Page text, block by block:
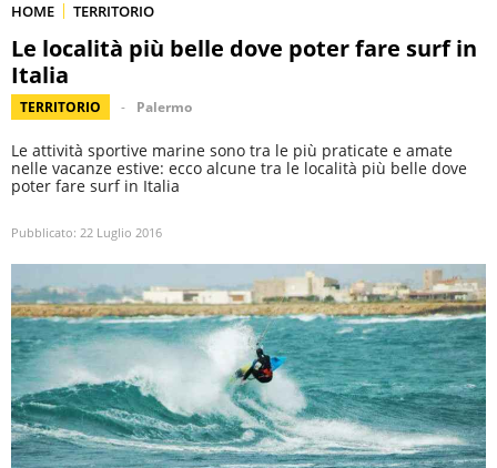
HOME TERRITORIO
Le località più belle dove poter fare surf in
Italia
TERRITORIO Palermo
Le attività sportive marine sono tra le più praticate e amate
nelle vacanze estive: ecco alcune tra le località più belle dove
poter fare surf in Italia
Pubblicato: 22 Luglio 2016